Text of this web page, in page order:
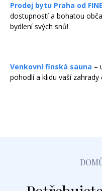
Prodej bytu Praha od
dostupností a bohatou
bydlení svých snů!
Venkovní finská sauna –
pohodlí a klidu vaší zahrady